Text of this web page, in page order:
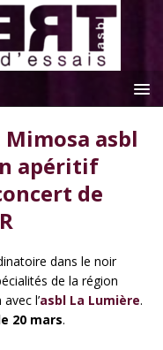
Mimosa asbl
apéritif
de
dans le noir
de la région
l’asbl La Lumière.
20 mars.